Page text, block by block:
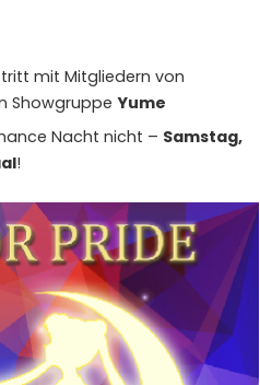
mit Mitgliedern von
Showgruppe Yume
Nacht nicht – Samstag,
!